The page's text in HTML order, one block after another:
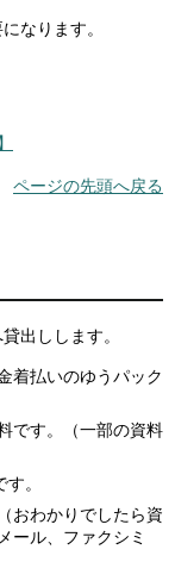
なります。
ページの先頭へ戻る
出しします。
着払いのゆうパック
です。（一部の資料
。
おわかりでしたら資
ール、ファクシミ